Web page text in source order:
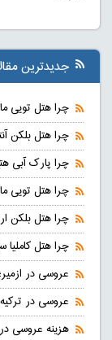
جدیدترین
چرا هتل تویی
چرا هتل بلکن
چرا پارک آبی
چرا هتل تویی
چرا هتل بلکن
چرا هتل کاملیا
عروسی در
عروسی در
هزینه عروسی